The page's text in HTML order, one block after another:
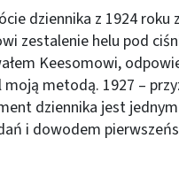
dziennika z 1924 roku
zestalenie helu pod
Keesomowi,
moją metodą. 1927 –
dziennika jest
i dowodem